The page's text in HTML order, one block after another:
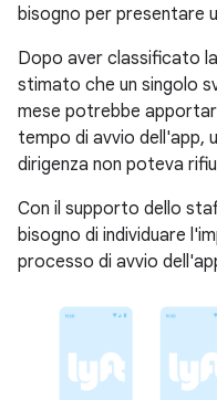
bisogno per presentare
Dopo aver classificato
stimato che un singolo
mese potrebbe
tempo di avvio dell'app,
dirigenza non poteva
Con il supporto dello
bisogno di individuare
processo di avvio